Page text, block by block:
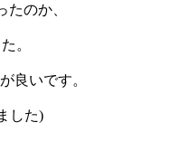
のか、
。
良いです。
した)